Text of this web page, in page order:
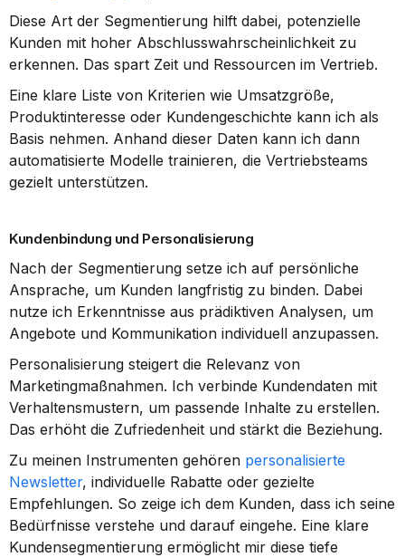
Diese Art der Segmentierung hilft dabei, potenzielle
Kunden mit hoher Abschlusswahrscheinlichkeit zu
erkennen. Das spart Zeit und Ressourcen im Vertrieb.
Eine klare Liste von Kriterien wie Umsatzgröße,
Produktinteresse oder Kundengeschichte kann ich als
Basis nehmen. Anhand dieser Daten kann ich dann
automatisierte Modelle trainieren, die Vertriebsteams
gezielt unterstützen.
Kundenbindung und Personalisierung
Nach der Segmentierung setze ich auf persönliche
Ansprache, um Kunden langfristig zu binden. Dabei
nutze ich Erkenntnisse aus prädiktiven Analysen, um
Angebote und Kommunikation individuell anzupassen.
Personalisierung steigert die Relevanz von
Marketingmaßnahmen. Ich verbinde Kundendaten mit
Verhaltensmustern, um passende Inhalte zu erstellen.
Das erhöht die Zufriedenheit und stärkt die Beziehung.
Zu meinen Instrumenten gehören personalisierte
Newsletter, individuelle Rabatte oder gezielte
Empfehlungen. So zeige ich dem Kunden, dass ich seine
Bedürfnisse verstehe und darauf eingehe. Eine klare
Kundensegmentierung ermöglicht mir diese tiefe